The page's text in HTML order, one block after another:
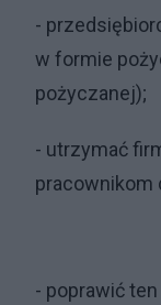
-
w formie
pożyczanej);
- utrzymać
pracownikom
- poprawić